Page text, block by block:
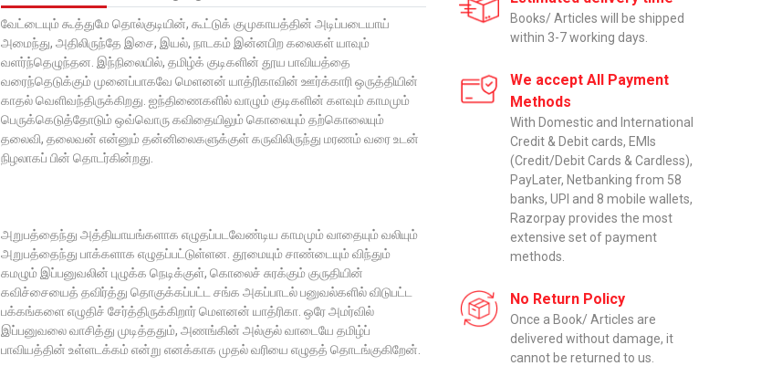
வேட்டையும் கூத்துமே தொல்குடியின், கூட்டுக் குமுகாயத்தின் அடிப்படையாய்
அமைந்து, அதிலிருந்தே இசை, இயல், நாடகம் இன்னபிற கலைகள் யாவும்
வளர்ந்தெழுந்தன. இந்நிலையில், தமிழ்க் குடிகளின் தூய பாவியத்தை
வரைந்தெடுக்கும் முனைப்பாகவே மெளனன் யாத்ரிகாவின் ஊர்க்காரி ஒருத்தியின்
காதல் வெளிவந்திருக்கிறது. ஐந்திணைகளில் வாழும் குடிகளின் களவும் காமமும்
பெருக்கெடுத்தோடும் ஒவ்வொரு கவிதையிலும் கொலையும் தற்கொலையும்
தலைவி, தலைவன் என்னும் தன்னிலைகளுக்குள் கருவிலிருந்து மரணம் வரை உடன்
நிழலாகப் பின் தொடர்கின்றது.
அறுபத்தைந்து அத்தியாயங்களாக எழுதப்படவேண்டிய காமமும் வாதையும் வலியும்
அறுபத்தைந்து பாக்களாக எழுதப்பட்டுள்ளன. தூமையும் சாண்டையும் விந்தும்
கமழும் இப்பனுவலின் புழுக்க நெடிக்குள், கொலைச் சுரக்கும் குருதியின்
கவிச்சையைத் தவிர்த்து தொகுக்கப்பட்ட சங்க அகப்பாடல் பனுவல்களில் விடுபட்ட
பக்கங்களை எழுதிச் சேர்த்திருக்கிறார் மெளனன் யாத்ரிகா. ஒரே அமர்வில்
இப்பனுவலை வாசித்து முடித்ததும், அணங்கின் அல்குல் வாடையே தமிழ்ப்
பாவியத்தின் உள்ளடக்கம் என்று எனக்காக முதல் வரியை எழுதத் தொடங்குகிறேன்.
Books/ Articles will be shipped
within 3-7 working days.
We accept All Payment
Methods
With Domestic and International
Credit & Debit cards, EMIs
(Credit/Debit Cards & Cardless),
PayLater, Netbanking from 58
banks, UPI and 8 mobile wallets,
Razorpay provides the most
extensive set of payment
methods.
No Return Policy
Once a Book/ Articles are
delivered without damage, it
cannot be returned to us.